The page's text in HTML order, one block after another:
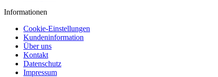
Informationen
Cookie-Einstellungen
Kundeninformation
Über uns
Kontakt
Datenschutz
Impressum